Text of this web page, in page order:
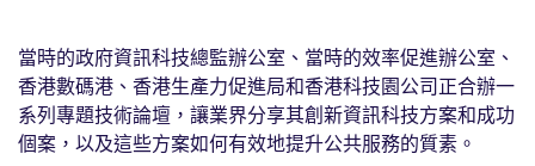
當時的政府資訊科技總監辦公室、當時的效率促進辦公室、
香港數碼港 、香港生產力促進局和香港科技園公司正合辦一
系列專題技術論壇，讓業界分享其創新資訊科技方案和成功
個案，以及這些方案如何有效地提升公共服務的質素。